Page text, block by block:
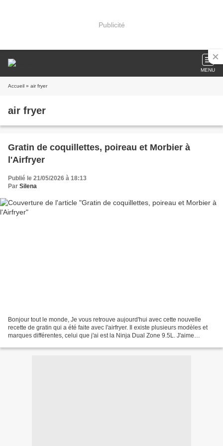
Publicité
MENU
Accueil » air fryer
air fryer
Gratin de coquillettes, poireau et Morbier à
l'Airfryer
Publié le 21/05/2026 à 18:13
Par Silena
Bonjour tout le monde, Je vous retrouve aujourd'hui avec cette nouvelle
recette de gratin qui a été faite avec l'airfryer. Il existe plusieurs modèles et
marques différentes, celui que j'ai est la Ninja Dual Zone 9.5L. J'aime